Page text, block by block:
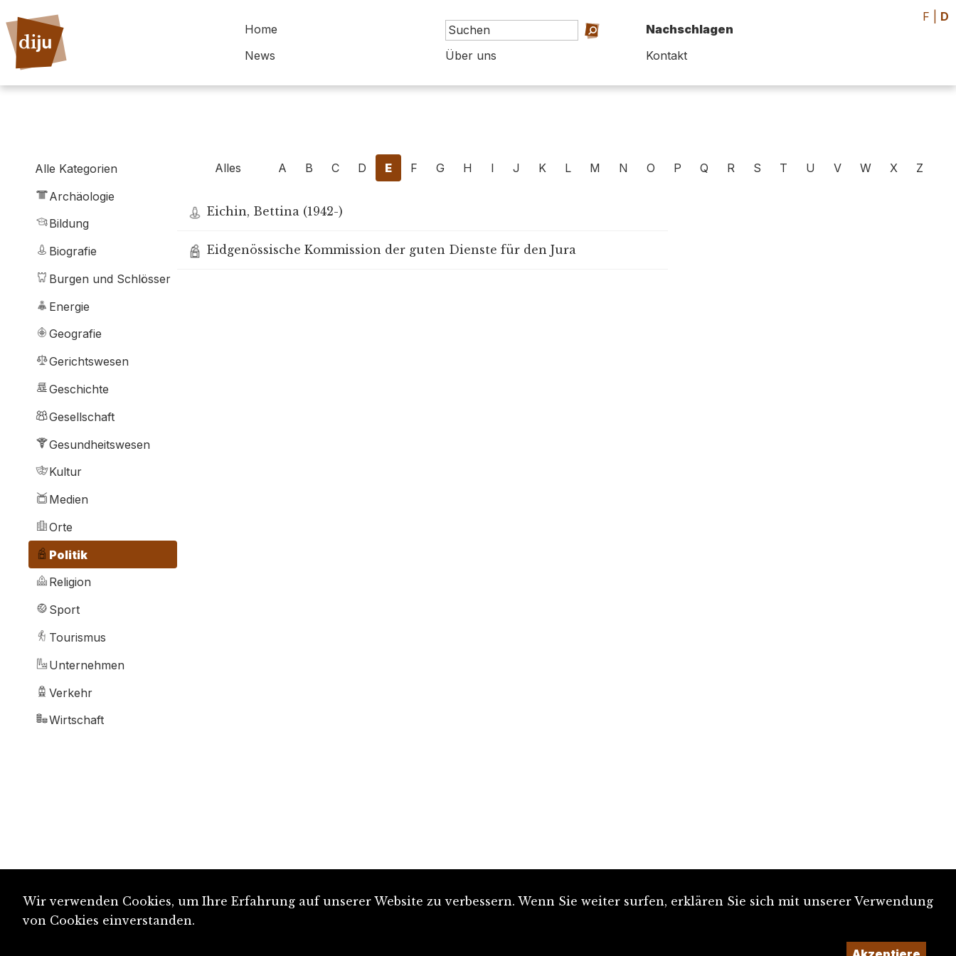
Home
Nachschlagen
News
Über uns Kontakt
F D
Alle Kategorien
Archäologie
Bildung
Biografie
Burgen und Schlösser
Energie
Geografie
Gerichtswesen
Geschichte
Gesellschaft
Gesundheitswesen
Kultur
Medien
Orte
Politik
Religion
Sport
Tourismus
Unternehmen
Verkehr
Wirtschaft
Alles A B C D E F G H I J K L M N O P Q R S T U V W X Z
Eichin, Bettina (1942-)
Eidgenössische Kommission der guten Dienste für den Jura
Wir verwenden Cookies, um Ihre Erfahrung auf unserer Website zu verbessern. Wenn Sie weiter surfen, erklären Sie sich mit unserer Verwendung
von Cookies einverstanden.